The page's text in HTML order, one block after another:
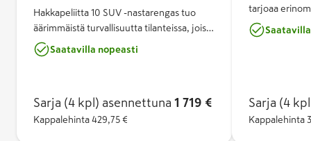
Hakkapeliitta 10 SUV -nastarengas tuo
äärimmäistä turvallisuutta tilanteissa, joissa
sitä eniten tarvitaan. Nokian Tyres
Hakkapeliitta 10 SUV on seuraavan
ajomukavuutta ja ympäristöystävällisyyttä.
Nokian Renkaiden tuplanastateknologia
Saatavilla nopeasti
Sarja (4 kpl) asennettuna 1 719 €
Kappalehinta 429,75 €
tarjoaa
Arctic Eagle
nastan
suorituskyvyn
Sarja (4
Kappalehinta